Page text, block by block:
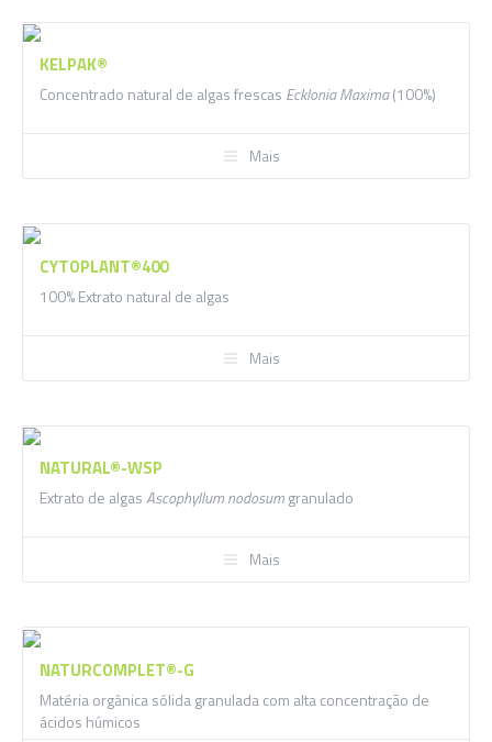
KELPAK®
Concentrado natural de algas frescas Ecklonia Maxima(100%)
Mais
CYTOPLANT®400
100% Extrato natural de algas
Mais
NATURAL®-WSP
Extrato de algasAscophyllum nodosumgranulado
Mais
NATURCOMPLET®-G
Matéria orgânica sólida granulada com alta concentração de
ácidos húmicos